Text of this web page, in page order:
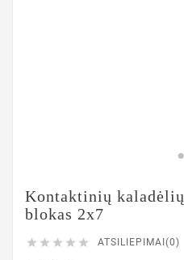
Kontaktinių kaladėlių
blokas 2x7
     ATSILIEPIMAI(0)